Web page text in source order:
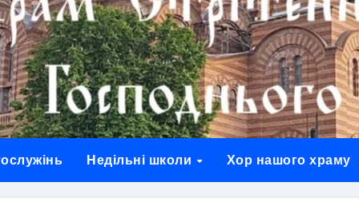
Недільні школи Хор нашого храму